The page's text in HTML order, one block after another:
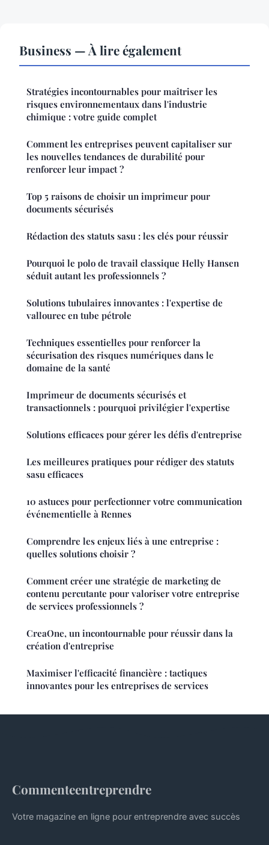
Business — À lire également
Stratégies incontournables pour maîtriser les
risques environnementaux dans l'industrie
chimique : votre guide complet
Comment les entreprises peuvent capitaliser sur
les nouvelles tendances de durabilité pour
renforcer leur impact ?
Top 5 raisons de choisir un imprimeur pour
documents sécurisés
Rédaction des statuts sasu : les clés pour réussir
Pourquoi le polo de travail classique Helly Hansen
séduit autant les professionnels ?
Solutions tubulaires innovantes : l'expertise de
vallourec en tube pétrole
Techniques essentielles pour renforcer la
sécurisation des risques numériques dans le
domaine de la santé
Imprimeur de documents sécurisés et
transactionnels : pourquoi privilégier l'expertise
Solutions efficaces pour gérer les défis d'entreprise
Les meilleures pratiques pour rédiger des statuts
sasu efficaces
10 astuces pour perfectionner votre communication
événementielle à Rennes
Comprendre les enjeux liés à une entreprise :
quelles solutions choisir ?
Comment créer une stratégie de marketing de
contenu percutante pour valoriser votre entreprise
de services professionnels ?
CreaOne, un incontournable pour réussir dans la
création d'entreprise
Maximiser l'efficacité financière : tactiques
innovantes pour les entreprises de services
Commenteentreprendre
Votre magazine en ligne pour entreprendre avec succès